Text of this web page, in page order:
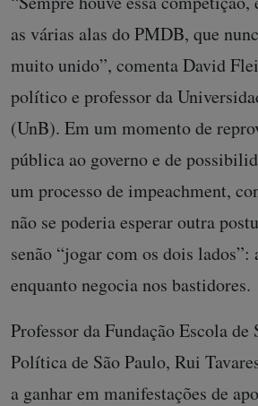
as várias alas do PMDB, que
muito unido”, comenta David
político e professor da
(UnB). Em um momento de
pública ao governo e de
um processo de impeachment,
não se poderia esperar outra
senão “jogar com os dois
enquanto negocia nos bastidores.
Professor da Fundação Escola de
Política de São Paulo, Rui
a ganhar em manifestações de